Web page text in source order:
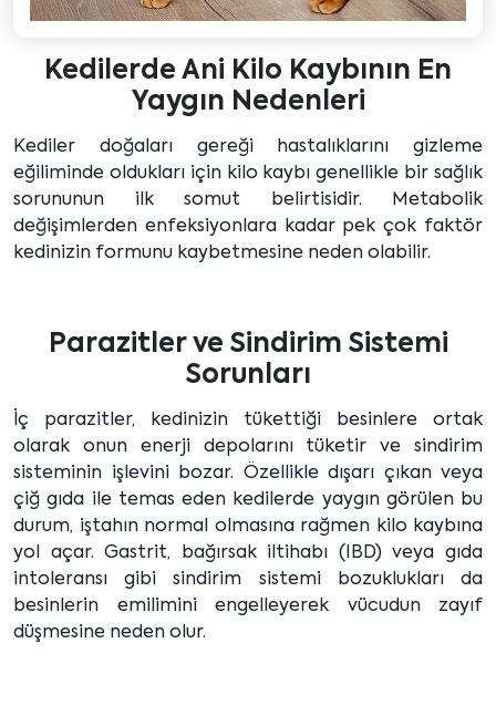
Kedilerde Ani Kilo Kaybının En
Yaygın Nedenleri
Kediler doğaları gereği hastalıklarını gizleme
eğiliminde oldukları için kilo kaybı genellikle bir sağlık
sorununun ilk somut belirtisidir. Metabolik
değişimlerden enfeksiyonlara kadar pek çok faktör
kedinizin formunu kaybetmesine neden olabilir.
Parazitler ve Sindirim Sistemi
Sorunları
İç parazitler, kedinizin tükettiği besinlere ortak
olarak onun enerji depolarını tüketir ve sindirim
sisteminin işlevini bozar. Özellikle dışarı çıkan veya
çiğ gıda ile temas eden kedilerde yaygın görülen bu
durum, iştahın normal olmasına rağmen kilo kaybına
yol açar. Gastrit, bağırsak iltihabı (IBD) veya gıda
intoleransı gibi sindirim sistemi bozuklukları da
besinlerin emilimini engelleyerek vücudun zayıf
düşmesine neden olur.